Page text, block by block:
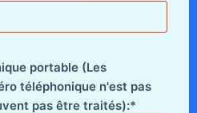
portable (Les
téléphonique n'est pas
pas être traités):*